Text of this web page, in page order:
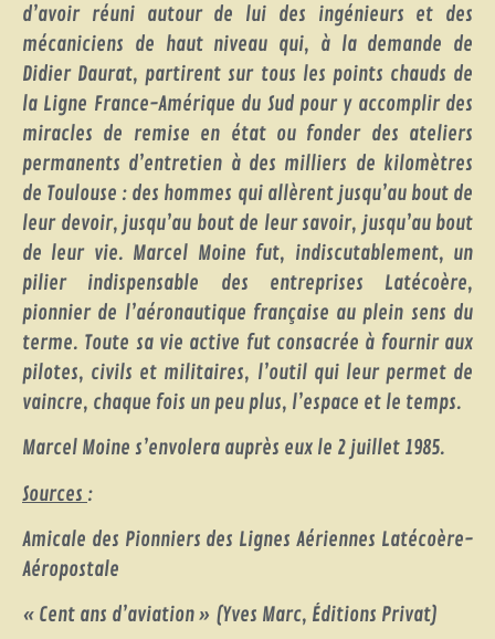
d’avoir réuni autour de lui des ingénieurs et des
mécaniciens de haut niveau qui, à la demande de
Didier Daurat, partirent sur tous les points chauds de
la Ligne France-Amérique du Sud pour y accomplir des
miracles de remise en état ou fonder des ateliers
permanents d’entretien à des milliers de kilomètres
de Toulouse : des hommes qui allèrent jusqu’au bout de
leur devoir, jusqu’au bout de leur savoir, jusqu’au bout
de leur vie. Marcel Moine fut, indiscutablement, un
pilier indispensable des entreprises Latécoère,
pionnier de l’aéronautique française au plein sens du
terme. Toute sa vie active fut consacrée à fournir aux
pilotes, civils et militaires, l’outil qui leur permet de
vaincre, chaque fois un peu plus, l’espace et le temps.
Marcel Moine s’envolera auprès eux le 2 juillet 1985.
Sources :
Amicale des Pionniers des Lignes Aériennes Latécoère-
Aéropostale
« Cent ans d’aviation » (Yves Marc, Éditions Privat)